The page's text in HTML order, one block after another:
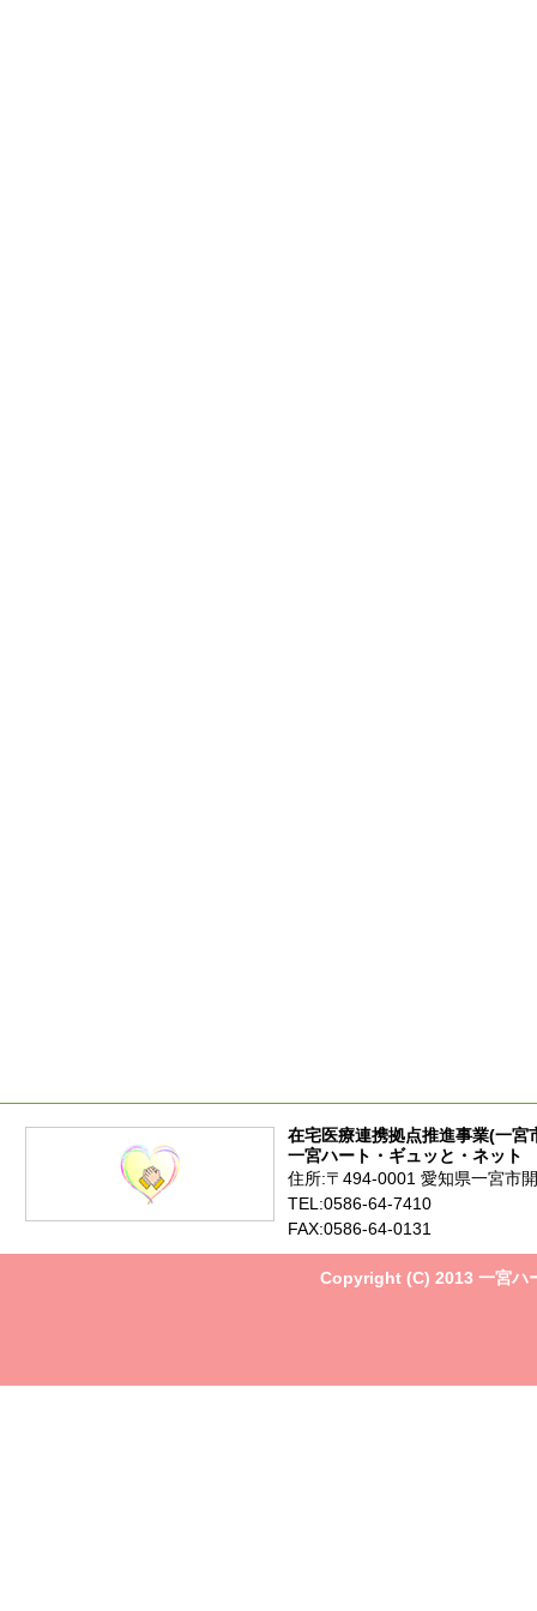
在宅医療連携拠点推進事業(一宮
一宮ハート・ギュッと・ネット
住所:〒494-0001 愛知県一宮市
TEL:0586-64-7410
FAX:0586-64-0131
Copyright (C) 2013 一宮ハ